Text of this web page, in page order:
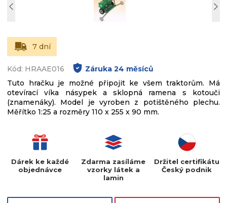
7 dní
Kód: HRAAE016 Záruka 24 měsíců
Tuto hračku je možné připojit ke všem traktorům. Má
otevírací víka násypek a sklopná ramena s kotouči
(znamenáky). Model je vyroben z potištěného plechu.
Měřítko 1:25 a rozměry 110 x 255 x 90 mm.
Dárek ke každé
objednávce
Zdarma zasíláme
vzorky látek a
lamin
Držitel certifikátu
Český podnik